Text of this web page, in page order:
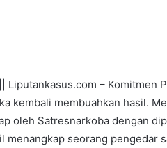
e
m
a
i
Liputankasus.com – Komitmen
kembali membuahkan hasil.
oleh Satresnarkoba dengan
menangkap seorang pengedar